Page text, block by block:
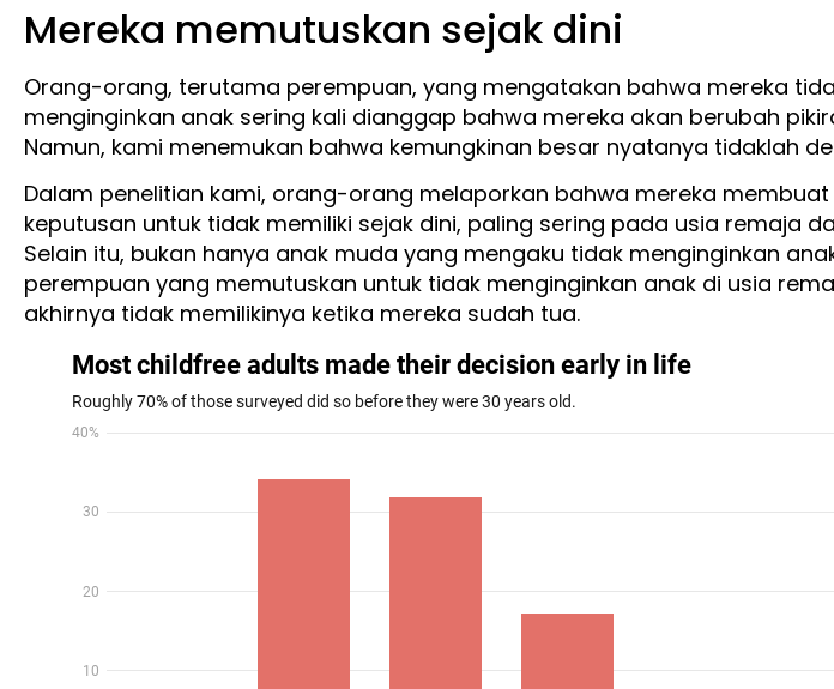
Mereka memutuskan sejak dini
Orang-orang, terutama perempuan, yang mengatakan bahwa mereka
menginginkan anak sering kali dianggap bahwa mereka akan berubah
Namun, kami menemukan bahwa kemungkinan besar nyatanya tidaklah
Dalam penelitian kami, orang-orang melaporkan bahwa mereka membuat
keputusan untuk tidak memiliki sejak dini, paling sering pada usia remaja
Selain itu, bukan hanya anak muda yang mengaku tidak menginginkan
perempuan yang memutuskan untuk tidak menginginkan anak di usia
akhirnya tidak memilikinya ketika mereka sudah tua.